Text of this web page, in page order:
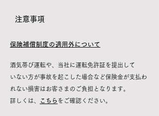
​注意事項
​保険補償制度の適用外について
酒気帯び運転や、当社に運転免許証を提出して
いない方が事故を起こした場合など保険金が支払わ
れない損害はお客さまのご負担となります。
​詳しくは、
こちら をご確認ください。